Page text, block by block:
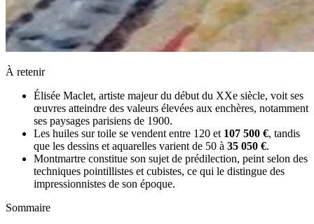
À retenir
Élisée Maclet, artiste majeur du début du XXe siècle, voit ses
œuvres atteindre des valeurs élevées aux enchères, notamment
ses paysages parisiens de 1900.
Les huiles sur toile se vendent entre 120 et 107 500 €, tandis
que les dessins et aquarelles varient de 50 à 35 050 €.
Montmartre constitue son sujet de prédilection, peint selon des
techniques pointillistes et cubistes, ce qui le distingue des
impressionnistes de son époque.
Sommaire